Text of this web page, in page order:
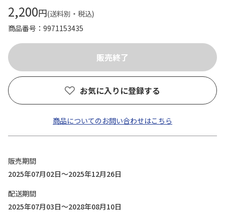
2,200円(送料別・税込)
商品番号
9971153435
お気に入りに登録する
商品についてのお問い合わせはこちら
販売期間
2025年07月02日～2025年12月26日
配送期間
2025年07月03日～2028年08月10日